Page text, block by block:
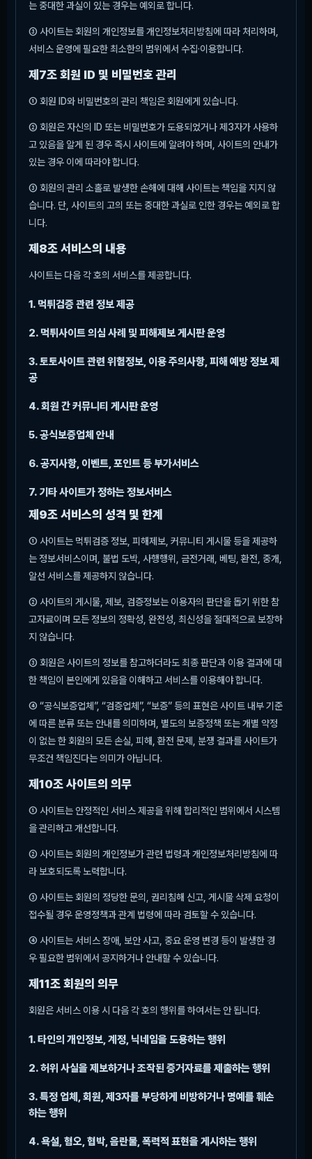
는 중대한 과실이 있는 경우는 예외로 합니다.
③ 사이트는 회원의 개인정보를 개인정보처리방침에 따라 처리하며,
서비스 운영에 필요한 최소한의 범위에서 수집·이용합니다.
제7조 회원 ID 및 비밀번호 관리
① 회원 ID와 비밀번호의 관리 책임은 회원에게 있습니다.
② 회원은 자신의 ID 또는 비밀번호가 도용되었거나 제3자가 사용하
고 있음을 알게 된 경우 즉시 사이트에 알려야 하며, 사이트의 안내가
있는 경우 이에 따라야 합니다.
③ 회원의 관리 소홀로 발생한 손해에 대해 사이트는 책임을 지지 않
습니다. 단, 사이트의 고의 또는 중대한 과실로 인한 경우는 예외로 합
니다.
제8조 서비스의 내용
사이트는 다음 각 호의 서비스를 제공합니다.
1. 먹튀검증 관련 정보 제공
2. 먹튀사이트 의심 사례 및 피해제보 게시판 운영
3. 토토사이트 관련 위험정보, 이용 주의사항, 피해 예방 정보 제
공
4. 회원 간 커뮤니티 게시판 운영
5. 공식보증업체 안내
6. 공지사항, 이벤트, 포인트 등 부가서비스
7. 기타 사이트가 정하는 정보서비스
제9조 서비스의 성격 및 한계
① 사이트는 먹튀검증 정보, 피해제보, 커뮤니티 게시물 등을 제공하
는 정보서비스이며, 불법 도박, 사행행위, 금전거래, 베팅, 환전, 중개,
알선 서비스를 제공하지 않습니다.
② 사이트의 게시물, 제보, 검증정보는 이용자의 판단을 돕기 위한 참
고자료이며 모든 정보의 정확성, 완전성, 최신성을 절대적으로 보장하
지 않습니다.
③ 회원은 사이트의 정보를 참고하더라도 최종 판단과 이용 결과에 대
한 책임이 본인에게 있음을 이해하고 서비스를 이용해야 합니다.
④ “공식보증업체”, “검증업체”, “보증” 등의 표현은 사이트 내부 기준
에 따른 분류 또는 안내를 의미하며, 별도의 보증정책 또는 개별 약정
이 없는 한 회원의 모든 손실, 피해, 환전 문제, 분쟁 결과를 사이트가
무조건 책임진다는 의미가 아닙니다.
제10조 사이트의 의무
① 사이트는 안정적인 서비스 제공을 위해 합리적인 범위에서 시스템
을 관리하고 개선합니다.
② 사이트는 회원의 개인정보가 관련 법령과 개인정보처리방침에 따
라 보호되도록 노력합니다.
③ 사이트는 회원의 정당한 문의, 권리침해 신고, 게시물 삭제 요청이
접수될 경우 운영정책과 관계 법령에 따라 검토할 수 있습니다.
④ 사이트는 서비스 장애, 보안 사고, 중요 운영 변경 등이 발생한 경
우 필요한 범위에서 공지하거나 안내할 수 있습니다.
제11조 회원의 의무
회원은 서비스 이용 시 다음 각 호의 행위를 하여서는 안 됩니다.
1. 타인의 개인정보, 계정, 닉네임을 도용하는 행위
2. 허위 사실을 제보하거나 조작된 증거자료를 제출하는 행위
3. 특정 업체, 회원, 제3자를 부당하게 비방하거나 명예를 훼손
하는 행위
4. 욕설, 혐오, 협박, 음란물, 폭력적 표현을 게시하는 행위